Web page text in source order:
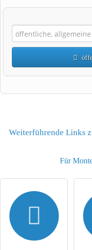
Name
Hiermit akzeptiere
Weiterführende Links
Für